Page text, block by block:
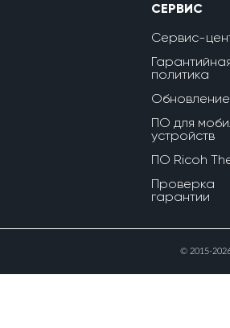
СЕРВИС
Сервис-
политика
ПО для
устройств
ПО Ricoh
Проверка
гарантии
© 2015-